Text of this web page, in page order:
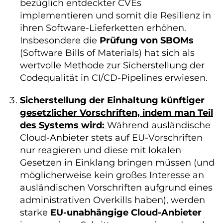
bezüglich entdeckter CVEs
implementieren und somit die Resilienz in
ihren Software-Lieferketten erhöhen.
Insbesondere die Prüfung von SBOMs
(Software Bills of Materials) hat sich als
wertvolle Methode zur Sicherstellung der
Codequalität in CI/CD-Pipelines erwiesen.
Sicherstellung der Einhaltung künftiger
gesetzlicher Vorschriften, indem man Teil
des Systems wird: Während ausländische
Cloud-Anbieter stets auf EU-Vorschriften
nur reagieren und diese mit lokalen
Gesetzen in Einklang bringen müssen (und
möglicherweise kein großes Interesse an
ausländischen Vorschriften aufgrund eines
administrativen Overkills haben), werden
starke EU-unabhängige Cloud-Anbieter